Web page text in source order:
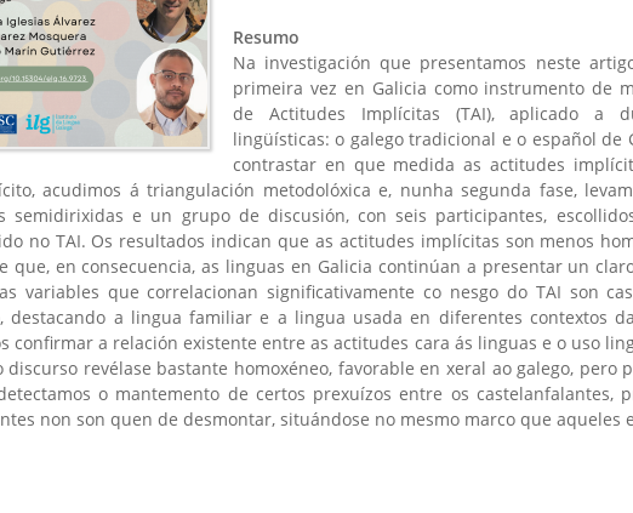
Resumo
Na investigación que presentamos neste
primeira vez en Galicia como instrumento de
de Actitudes Implícitas (TAI), aplicado a
lingüísticas: o galego tradicional e o español de
contrastar en que medida as actitudes
acudimos á triangulación metodolóxica e, nunha segunda fase,
semidirixidas e un grupo de discusión, con seis participantes,
no TAI. Os resultados indican que as actitudes implícitas son menos
que, en consecuencia, as linguas en Galicia continúan a presentar un
variables que correlacionan significativamente co nesgo do TAI son
destacando a lingua familiar e a lingua usada en diferentes contextos
confirmar a relación existente entre as actitudes cara ás linguas e o uso
discurso revélase bastante homoxéneo, favorable en xeral ao galego, pero
o mantemento de certos prexuízos entre os castelanfalantes,
non son quen de desmontar, situándose no mesmo marco que aqueles